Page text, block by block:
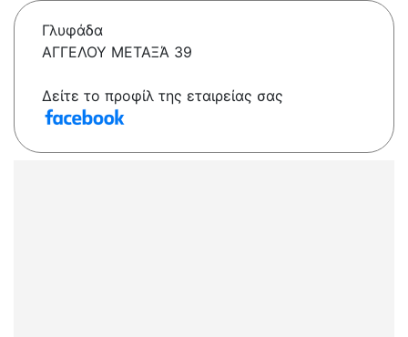
Γλυφάδα
ΑΓΓΕΛΟΥ ΜΕΤΑΞΆ 39
Δείτε το προφίλ της εταιρείας σας